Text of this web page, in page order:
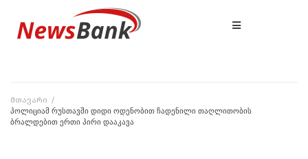
მთავარი /
პოლიციამ რუსთავში დიდი ოდენობით ჩადენილი თაღლითობის
ბრალდებით ერთი პირი დააკავა